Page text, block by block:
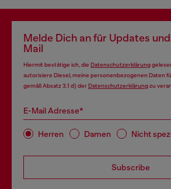
Melde Dich an für Updates
Mail
Hiermit bestätige ich, die Datenschutzerklärung
autorisiere Diesel, meine personenbezogenen Daten
gemäß Absatz 3.1 d) derDatenschutzerklärungzu
E-Mail Adresse*
Herren Damen Nicht
Subscribe